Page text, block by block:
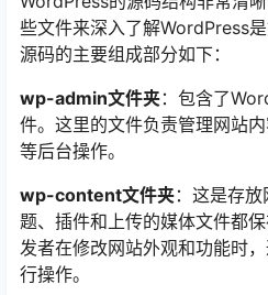
些文件来深入了解WordPress
源码的主要组成部分如下：
wp-admin文件夹：包含了
件。这里的文件负责管理网站
等后台操作。
wp-content文件夹：这是存
题、插件和上传的媒体文件都
发者在修改网站外观和功能时
行操作。